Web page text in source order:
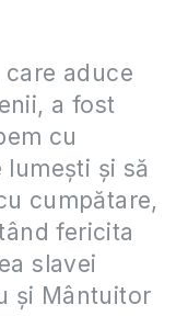
aduce
a fost
cu
şi să
cumpătare,
fericita
slavei
şi Mântuitor